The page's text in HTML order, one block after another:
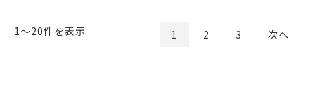
1〜20件を表示 1 2 3 次へ